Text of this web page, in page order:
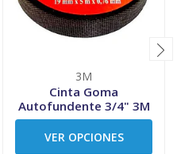
3M
Cinta Goma
Autofundente 3/4" 3M
VER OPCIONES